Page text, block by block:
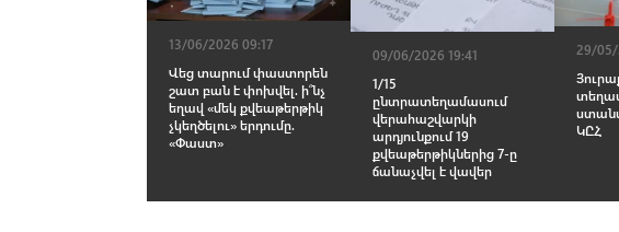
13/06/2026 09:17
Վեց տարում փաստորեն
շատ բան է փոխվել. ի՞նչ
եղավ «մեկ քվեաթերթիկ
չկեղծելու» երդումը.
«Փաստ»
09/06/2026 19:41
1/15
ընտրատեղամասում
վերահաշվարկի
արդյունքում 19
քվեաթերթիկներից 7-ը
ճանաչվել է վավեր
29/05/
ԿԸՀ